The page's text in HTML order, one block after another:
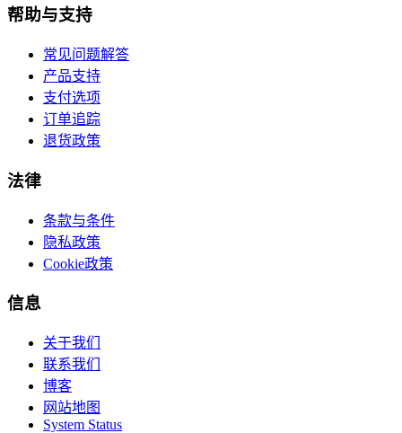
帮助与支持
常见问题解答
产品支持
支付选项
订单追踪
退货政策
法律
条款与条件
隐私政策
Cookie政策
信息
关于我们
联系我们
博客
网站地图
System Status